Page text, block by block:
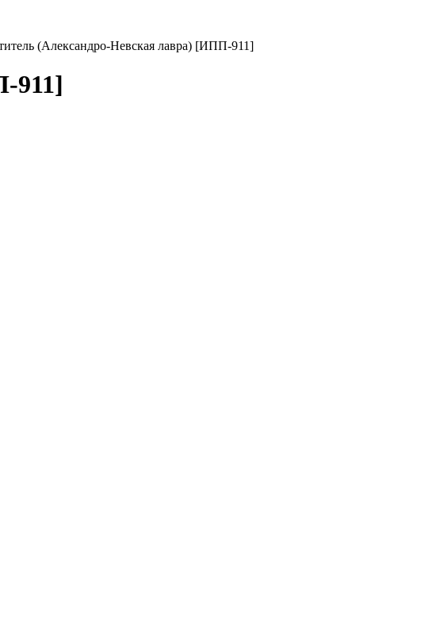
(Александро-Невская лавра) [ИПП-911]
911]